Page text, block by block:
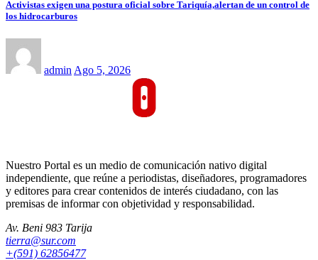
Activistas exigen una postura oficial sobre Tariquía,alertan de un control de
los hidrocarburos
admin Ago 5, 2026
Nuestro Portal es un medio de comunicación nativo digital
independiente, que reúne a periodistas, diseñadores, programadores
y editores para crear contenidos de interés ciudadano, con las
premisas de informar con objetividad y responsabilidad.
Av. Beni 983 Tarija
tierra@sur.com
+(591) 62856477